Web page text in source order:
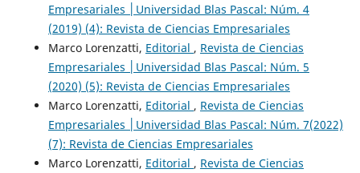
Empresariales │Universidad Blas Pascal: Núm. 4
(2019) (4): Revista de Ciencias Empresariales
Marco Lorenzatti, Editorial , Revista de Ciencias
Empresariales │Universidad Blas Pascal: Núm. 5
(2020) (5): Revista de Ciencias Empresariales
Marco Lorenzatti, Editorial , Revista de Ciencias
Empresariales │Universidad Blas Pascal: Núm. 7(2022)
(7): Revista de Ciencias Empresariales
Marco Lorenzatti, Editorial , Revista de Ciencias